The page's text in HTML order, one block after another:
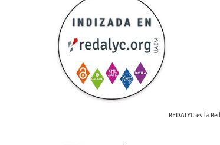
REDALYC es la